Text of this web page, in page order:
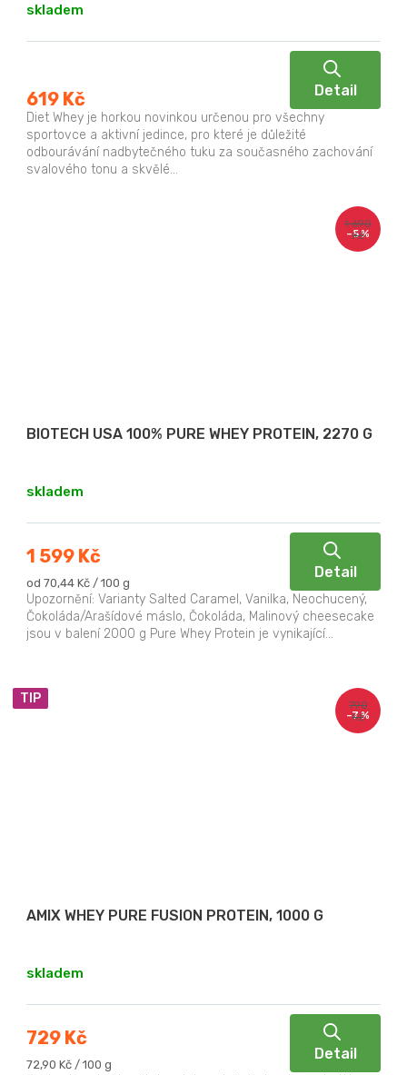
skladem
619 Kč Detail
Diet Whey je horkou novinkou určenou pro všechny
sportovce a aktivní jedince, pro které je důležité
odbourávání nadbytečného tuku za současného zachování
svalového tonu a skvělé...
1 690
Kč
–5 %
BIOTECH USA 100% PURE WHEY PROTEIN, 2270 G
skladem
1 599 Kč
Měrná
cena:
od 70,44 Kč / 100 g
Detail
Upozornění: Varianty Salted Caramel, Vanilka, Neochucený,
Čokoláda/Arašídové máslo, Čokoláda, Malinový cheesecake
jsou v balení 2000 g Pure Whey Protein je vynikající...
TIP
790
Kč
–7 %
AMIX WHEY PURE FUSION PROTEIN, 1000 G
skladem
729 Kč
Měrná
72,90 Kč / 100 g
Detail